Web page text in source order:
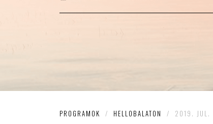
PROGRAMOK / HELLOBALATON / 2019. JUL.